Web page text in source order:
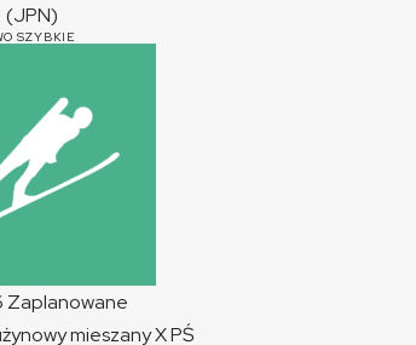
(JPN)
SZYBKIE
Zaplanowane
mieszanyXPŚ